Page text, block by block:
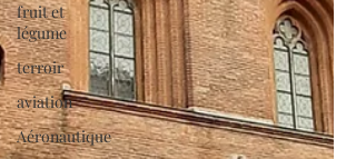
fruit et
légume
terroir
aviation
Aéronautique